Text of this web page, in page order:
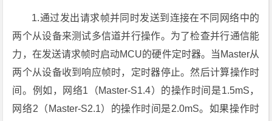
1.通过发出请求帧并同时发送到连接在不同网络中的
两个从设备来测试多信道并行操作。为了检查并行通信能
力，在发送请求帧时启动MCU的硬件定时器。当Master从
两个从设备收到响应帧时，定时器停止。然后计算操作时
间。例如，网络1（Master-S1.4）的操作时间是1.5mS，
网络2（Master-S2.1）的操作时间是2.0mS。如果操作时